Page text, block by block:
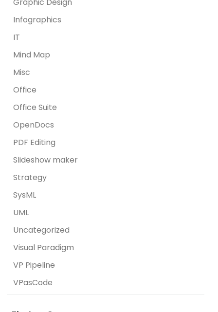
Infographics
IT
Mind Map
Misc
Office
Office Suite
OpenDocs
PDF Editing
Slideshow maker
Strategy
SysML
UML
Uncategorized
Visual Paradigm
VP Pipeline
VPasCode